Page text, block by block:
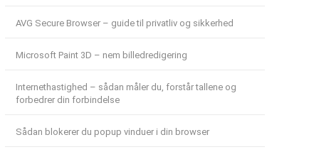
AVG Secure Browser – guide til privatliv og sikkerhed
Microsoft Paint 3D – nem billedredigering
Internethastighed – sådan måler du, forstår tallene og
forbedrer din forbindelse
Sådan blokerer du popup vinduer i din browser